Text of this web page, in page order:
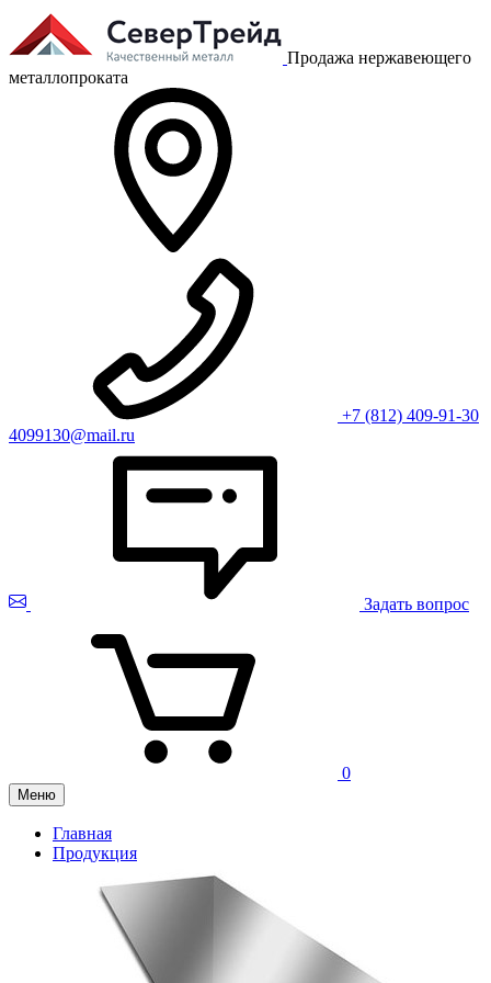
Продажа нержавеющего
металлопроката
+7 (812) 409-91-30
4099130@mail.ru
Задать вопрос
0
Меню
Главная
Продукция